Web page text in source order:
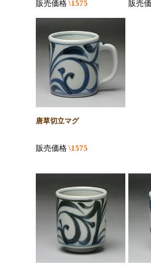
販売価格 \1575 販売
唐草切立マグ
販売価格 \1575